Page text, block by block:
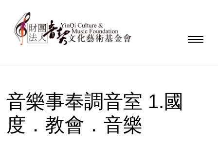
音樂事奉調音室 1.國
度．教會．音樂